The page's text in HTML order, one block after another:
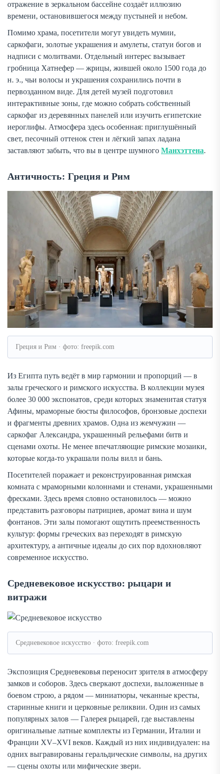
отражение в зеркальном бассейне создаёт иллюзию
времени, остановившегося между пустыней и небом.
Помимо храма, посетители могут увидеть мумии,
саркофаги, золотые украшения и амулеты, статуи богов и
надписи с молитвами. Отдельный интерес вызывает
гробница Хатнефер — жрицы, жившей около 1500 года до
н. э., чьи волосы и украшения сохранились почти в
первозданном виде. Для детей музей подготовил
интерактивные зоны, где можно собрать собственный
саркофаг из деревянных панелей или изучить египетские
иероглифы. Атмосфера здесь особенная: приглушённый
свет, песочный оттенок стен и лёгкий запах ладана
заставляют забыть, что вы в центре шумного Манхэттена.
Античность: Греция и Рим
Греция и Рим · фото: freepik.com
Из Египта путь ведёт в мир гармонии и пропорций — в
залы греческого и римского искусства. В коллекции музея
более 30 000 экспонатов, среди которых знаменитая статуя
Афины, мраморные бюсты философов, бронзовые доспехи
и фрагменты древних храмов. Одна из жемчужин —
саркофаг Александра, украшенный рельефами битв и
сценами охоты. Не менее впечатляющие римские мозаики,
которые когда-то украшали полы вилл и бань.
Посетителей поражает и реконструированная римская
комната с мраморными колоннами и стенами, украшенными
фресками. Здесь время словно остановилось — можно
представить разговоры патрициев, аромат вина и шум
фонтанов. Эти залы помогают ощутить преемственность
культур: формы греческих ваз переходят в римскую
архитектуру, а античные идеалы до сих пор вдохновляют
современное искусство.
Средневековое искусство: рыцари и
витражи
Средневековое искусство · фото: freepik.com
Экспозиция Средневековья переносит зрителя в атмосферу
замков и соборов. Здесь сверкают доспехи, выложенные в
боевом строю, а рядом — миниатюры, чеканные кресты,
старинные книги и церковные реликвии. Один из самых
популярных залов — Галерея рыцарей, где выставлены
оригинальные латные комплекты из Германии, Италии и
Франции XV–XVI веков. Каждый из них индивидуален: на
одних выгравированы геральдические символы, на других
— сцены охоты или мифические звери.